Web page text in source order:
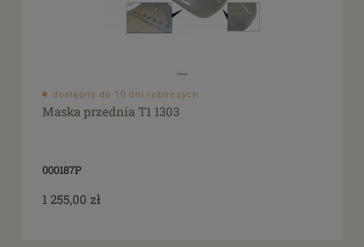
dostępny do 10 dni roboczych
Maska przednia T1 1303
000187P
1 255,00 zł